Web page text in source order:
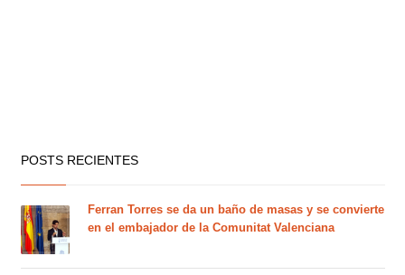
POSTS RECIENTES
Ferran Torres se da un baño de masas y se convierte
en el embajador de la Comunitat Valenciana